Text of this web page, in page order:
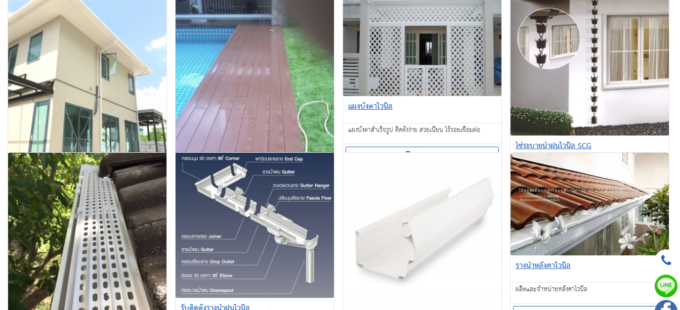
ฝ้าไวนิล
จำหน่ายและติดตั้งฝ้าไวนิล มีคุณสมบัติเป็นฉนวนกันความ
ร้อนและเสียง คงทนต่อสารเคมี กรดแก่ และเบสแก่
สอบถาม
ไม้พื้นไวนิล Windsor
สำหรับงานภายนอกโดยเฉพาะ สวยงาม มีร่องลายเหมือนไม้
ธรรมชาติ รู้สึกเหมือนไม้จริง และทนทานต่อทุกสภาพอากาศ
แผงบังตาไวนิล
แผงบังตาสำเร็จรูป ติดตั้งง่าย สวยเนียน ไร้รอยเชื่อมต่อ
สอบถาม
โซ่ระบายน้ำฝนไวนิล SCG
Flower Rain Chain มีให้เลือก 2 รูปทรง คือ ดอกทิวลิป และ
ดอกโลตัส (กล่องละ 28 ชิ้น / ยาว 3 เมตร)
สอบถาม
รางน้ำหลังคาไวนิล
ผลิตและจำหน่ายหลังคาไวนิล